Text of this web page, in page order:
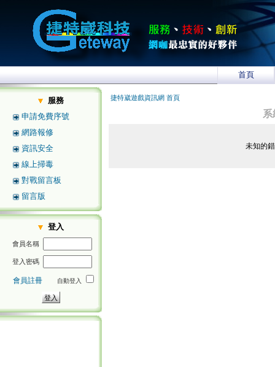
首頁
服務
申請免費序號
網路報修
資訊安全
線上掃毒
對戰留言板
留言版
登入
會員名稱
登入密碼
會員註冊 自動登入
捷特崴遊戲資訊網 首頁
未知的